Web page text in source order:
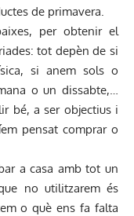
de primavera.
per obtenir el
tot depèn de si
si anem sols o
o un dissabte,…
bé, a ser objectius i
pensat comprar o
a casa amb tot un
no utilitzarem és
o què ens fa falta